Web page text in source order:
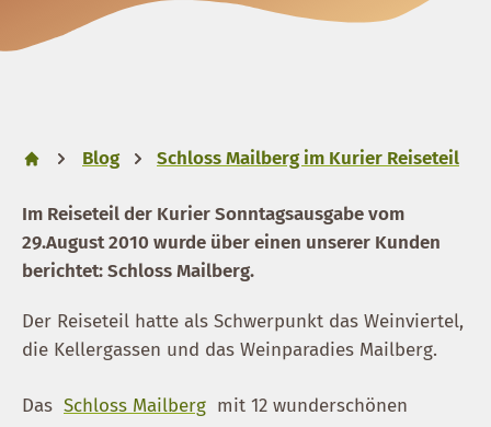
Blog Schloss Mailberg im Kurier Reiseteil
Im Reiseteil der Kurier Sonntagsausgabe vom
29.August 2010 wurde über einen unserer Kunden
berichtet: Schloss Mailberg.
Der Reiseteil hatte als Schwerpunkt das Weinviertel,
die Kellergassen und das Weinparadies Mailberg.
Das Schloss Mailberg mit 12 wunderschönen